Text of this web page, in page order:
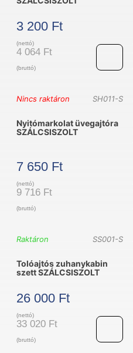
3 200 Ft
(nettó)
4 064 Ft
(bruttó)
mennyiség
SH011-S
Nincs raktáron
Nyitómarkolat üvegajtóra
SZÁLCSISZOLT
7 650 Ft
(nettó)
9 716 Ft
(bruttó)
SS001-S
Raktáron
Tolóajtós zuhanykabin
szett SZÁLCSISZOLT
26 000 Ft
(nettó)
33 020 Ft
(bruttó)